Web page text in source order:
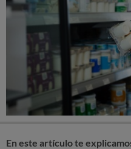
En este artículo te